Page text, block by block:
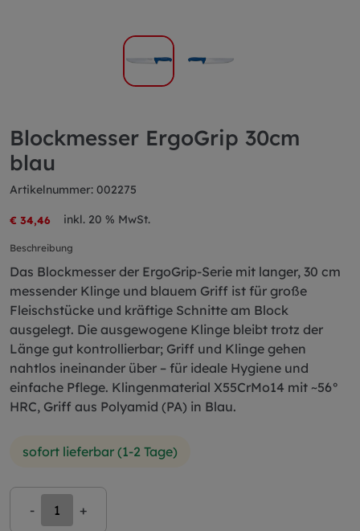
Blockmesser ErgoGrip 30cm
blau
Artikelnummer: 002275
€ 34,46 inkl. 20 % MwSt.
Beschreibung
Das Blockmesser der ErgoGrip-Serie mit langer, 30 cm
messender Klinge und blauem Griff ist für große
Fleischstücke und kräftige Schnitte am Block
ausgelegt. Die ausgewogene Klinge bleibt trotz der
Länge gut kontrollierbar; Griff und Klinge gehen
nahtlos ineinander über – für ideale Hygiene und
einfache Pflege. Klingenmaterial X55CrMo14 mit ~56°
HRC, Griff aus Polyamid (PA) in Blau.
sofort lieferbar (1-2 Tage)
- +